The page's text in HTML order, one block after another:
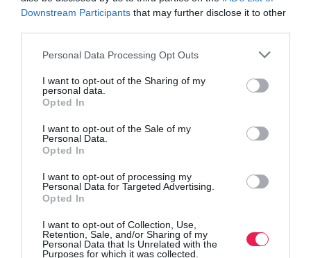
Downstream Participants that may further disclose it to other
Personal Data Processing Opt Outs
I want to opt-out of the Sharing of my
personal data.
Opted In
I want to opt-out of the Sale of my
Personal Data.
Opted In
I want to opt-out of processing my
Personal Data for Targeted Advertising.
Opted In
I want to opt-out of Collection, Use,
Retention, Sale, and/or Sharing of my
Personal Data that Is Unrelated with the
Purposes for which it was collected.